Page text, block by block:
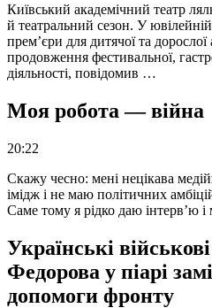
Київський академічний театр
й театральний сезон. У
прем’єри для дитячої та дорослої
продовження фестивальної,
діяльності, повідомив …
Моя робота — війна
20:22
Скажу чесно: мені нецікава
імідж і не маю політичних
Саме тому я рідко даю інтерв’ю
Українські
Федорова у піарі
допомоги фронту